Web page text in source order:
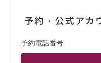
予約・公式アカ
予約電話番号